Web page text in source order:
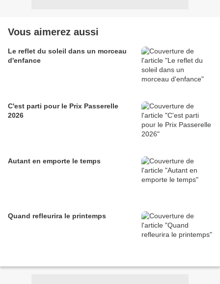
Vous aimerez aussi
Le reflet du soleil dans un morceau
d'enfance
C'est parti pour le Prix Passerelle
2026
Autant en emporte le temps
Quand refleurira le printemps